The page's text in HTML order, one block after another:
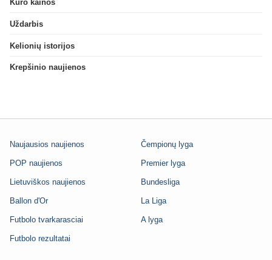
Kuro kainos
Uždarbis
Kelionių istorijos
Krepšinio naujienos
Naujausios naujienos
POP naujienos
Lietuviškos naujienos
Ballon d'Or
Futbolo tvarkarasciai
Futbolo rezultatai
Čempionų lyga
Premier lyga
Bundesliga
La Liga
A lyga